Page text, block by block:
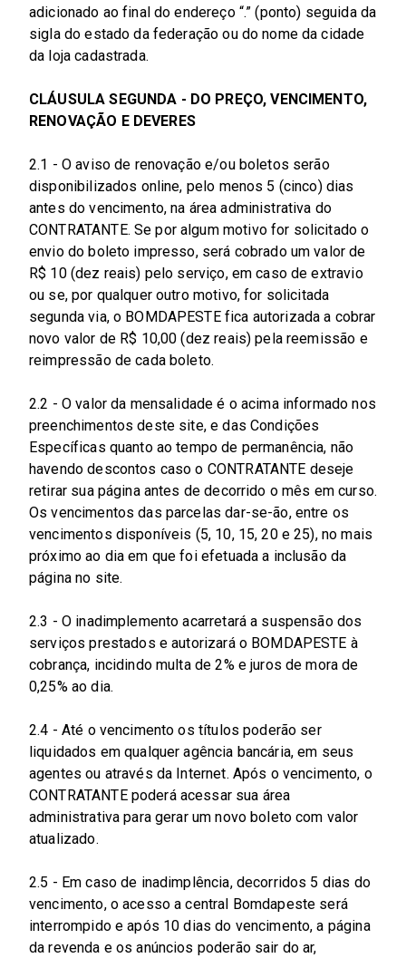
adicionado ao final do endereço “.” (ponto) seguida da
sigla do estado da federação ou do nome da cidade
da loja cadastrada.
CLÁUSULA SEGUNDA - DO PREÇO, VENCIMENTO,
RENOVAÇÃO E DEVERES
2.1 - O aviso de renovação e/ou boletos serão
disponibilizados online, pelo menos 5 (cinco) dias
antes do vencimento, na área administrativa do
CONTRATANTE. Se por algum motivo for solicitado o
envio do boleto impresso, será cobrado um valor de
R$ 10 (dez reais) pelo serviço, em caso de extravio
ou se, por qualquer outro motivo, for solicitada
segunda via, o BOMDAPESTE fica autorizada a cobrar
novo valor de R$ 10,00 (dez reais) pela reemissão e
reimpressão de cada boleto.
2.2 - O valor da mensalidade é o acima informado nos
preenchimentos deste site, e das Condições
Específicas quanto ao tempo de permanência, não
havendo descontos caso o CONTRATANTE deseje
retirar sua página antes de decorrido o mês em curso.
Os vencimentos das parcelas dar-se-ão, entre os
vencimentos disponíveis (5, 10, 15, 20 e 25), no mais
próximo ao dia em que foi efetuada a inclusão da
página no site.
2.3 - O inadimplemento acarretará a suspensão dos
serviços prestados e autorizará o BOMDAPESTE à
cobrança, incidindo multa de 2% e juros de mora de
0,25% ao dia.
2.4 - Até o vencimento os títulos poderão ser
liquidados em qualquer agência bancária, em seus
agentes ou através da Internet. Após o vencimento, o
CONTRATANTE poderá acessar sua área
administrativa para gerar um novo boleto com valor
atualizado.
2.5 - Em caso de inadimplência, decorridos 5 dias do
vencimento, o acesso a central Bomdapeste será
interrompido e após 10 dias do vencimento, a página
da revenda e os anúncios poderão sair do ar,